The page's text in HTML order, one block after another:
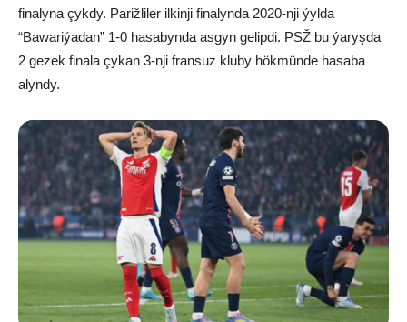
finalyna çykdy. Parižliler ilkinji finalynda 2020-nji ýylda
“Bawariýadan” 1-0 hasabynda asgyn gelipdi. PSŽ bu ýaryşda
2 gezek finala çykan 3-nji fransuz kluby hökmünde hasaba
alyndy.